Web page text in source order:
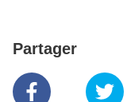
Partager